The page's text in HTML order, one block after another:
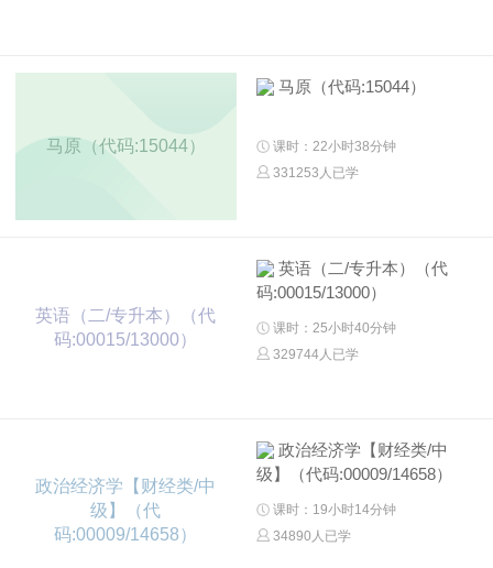
马原（代码:15044）
马原（代码:15044）
课时：22小时38分钟
331253人已学
英语（二/专升本）（代
码:00015/13000）
英语（二/专升本）（代
码:00015/13000）
课时：25小时40分钟
329744人已学
政治经济学【财经类/中
级】（代
码:00009/14658）
政治经济学【财经类/中
级】（代码:00009/14658）
课时：19小时14分钟
34890人已学